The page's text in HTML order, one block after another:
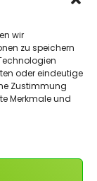
wir
zu speichern
oder eindeutige
Zustimmung
Merkmale und